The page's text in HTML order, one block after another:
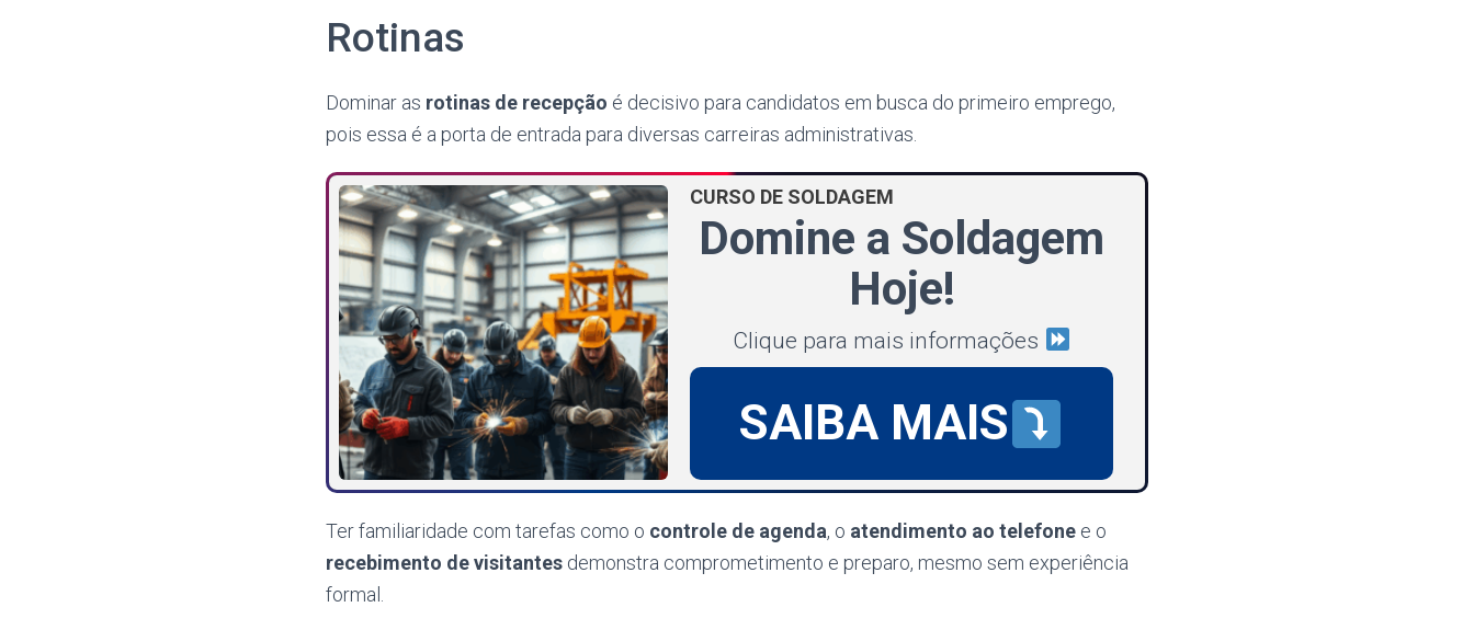
Rotinas
Dominar as rotinas de recepção é decisivo para candidatos em busca do primeiro emprego,
pois essa é a porta de entrada para diversas carreiras administrativas.
CURSO DE SOLDAGEM
Domine a Soldagem
Hoje!
Clique para mais informações
SAIBA MAIS
Ter familiaridade com tarefas como o controle de agenda, o atendimento ao telefone e o
recebimento de visitantes demonstra comprometimento e preparo, mesmo sem experiência
formal.